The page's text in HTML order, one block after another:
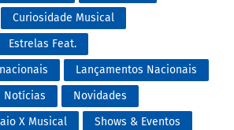
Curiosidade Musical
Estrelas Feat.
Lançamentos Nacionais
Notícias
Novidades
X Musical
Shows & Eventos